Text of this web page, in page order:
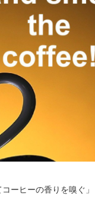
ーヒーの香りを嗅ぐ」